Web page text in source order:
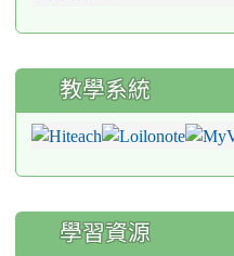
教學系統
學習資源